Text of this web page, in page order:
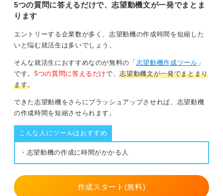
5つの質問に答えるだけで、志望動機文が一発でまとま
ります
エントリーする企業数が多く、志望動機の作成時間を短縮した
いと悩む就活生は多いでしょう。
そんな就活生におすすめなのが無料の「 志望動機作成ツール 」
です。 5つの質問に答えるだけで、志望動機文が一発でまとまり
ます。
できた志望動機をさらにブラッシュアップさせれば、志望動機
の作成時間を短縮させられます。
こんな人にツールはおすすめ
・志望動機の作成に時間がかかる人
作成スタート(無料)